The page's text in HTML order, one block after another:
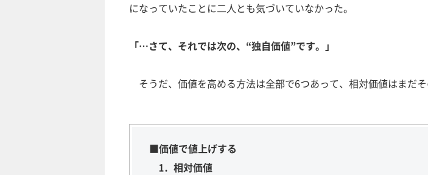
になっていたことに二人とも気づいていなかった。
「…さて、それでは次の、“独自価値”です。」
そうだ、価値を高める方法は全部で6つあって、相対価値はまだそ
■価値で値上げする
1. 相対価値